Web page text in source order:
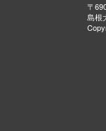
〒
島根